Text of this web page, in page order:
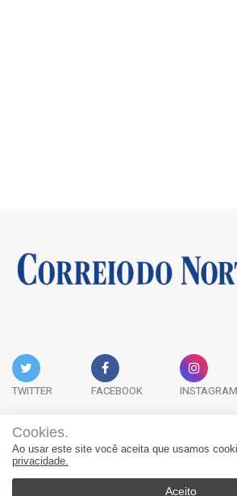
TWITTER FACEBOOK INSTAGRAM
Acervo Digital Fale Conosco
Cookies.
Ao usar este site você aceita que usamos
privacidade.
Aceito